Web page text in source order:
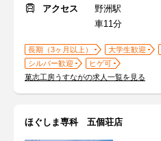
アクセス
野洲駅
車11分
長期（3ヶ月以上） 大学生歓迎
シルバー歓迎
ヒゲ可
菓志工房うすながの求人一覧を見る
ほぐしま専科 五個荘店